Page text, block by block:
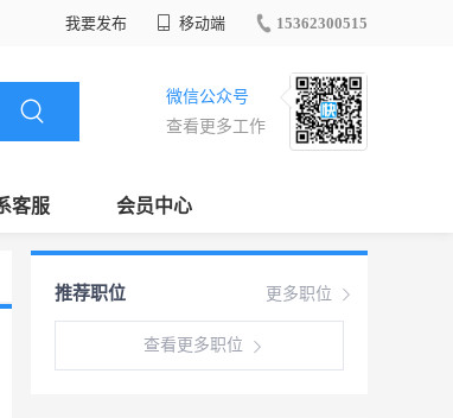
我要发布 移动端 15362300515
微信公众号
查看更多工作
客服 会员中心
更多职位
推荐职位
查看更多职位